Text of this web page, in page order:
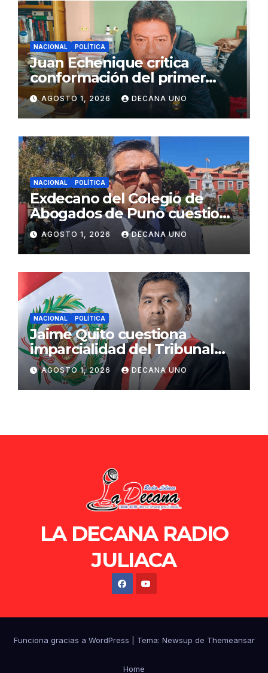
NACIONAL POLÍTICA
Juan Echenique critica
conformación del primer
gabinete ministerial de Keiko
Fujimori
AGOSTO 1, 2026 DECANA UNO
NACIONAL POLÍTICA
Exdecano del Colegio de
Abogados de Puno cuestiona
propuestas sobre seguridad
ciudadana
AGOSTO 1, 2026 DECANA UNO
NACIONAL POLÍTICA
Jaime Quito cuestiona
imparcialidad del Tribunal
Constitucional tras liberación
de Ollanta Humala
AGOSTO 1, 2026 DECANA UNO
LA DECANA RADIO
JULIACA
Funciona gracias a WordPress Tema: Newsup de Themeansar
Home